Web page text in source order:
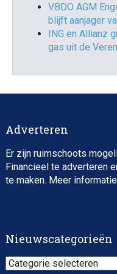
VBDO AGM
blijft aanjager
ING en Allianz
gas uit de
Adverteren
Er zijn ruimschoots
Financieel te adverteren
te maken. Meer
Nieuwscategorieën
Nieuwscategorieën